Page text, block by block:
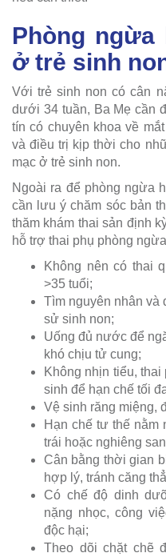
Phòng ngừa
ở trẻ sinh
Với trẻ sinh non có cân
dưới 34 tuần, Ba Mẹ cần
tín có chuyên khoa về
và điều trị kịp thời cho
mạc ở trẻ sinh non.
Ngoài ra để phòng ngừa
cần lưu ý chăm sóc bản
thăm khám thai sản định
hỗ trợ thai phụ phòng
Không nên có thai
>35 tuổi;
Tìm nguyên nhân và
sử sinh non;
Uống đủ nước để
khó chịu tử cung;
Không nhịn tiểu,
sinh để hạn chế tối
Vệ sinh răng miệng,
Hạn chế tư thế nằm
trái hoặc nghiêng
Cân bằng thời gian
hợp lý, tránh căng
Có chế độ dinh
nặng nhọc, công
độc hại;
Theo dõi chặt chẽ